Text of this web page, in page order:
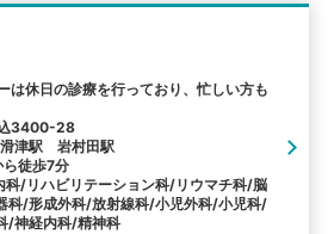
は休日の診療を行っており、忙しい方も
込3400-28
津駅 岩村田駅
ら徒歩7分
科/リハビリテーション科/リウマチ科/脳
科/形成外科/放射線科/小児外科/小児科/
/神経内科/精神科